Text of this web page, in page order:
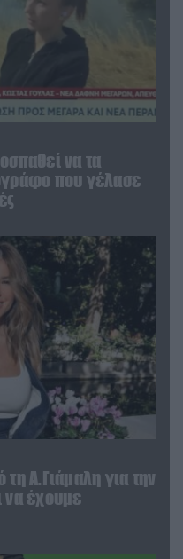
να τα
που γέλασε
Α.Γιάμαλη για την
να έχουμε